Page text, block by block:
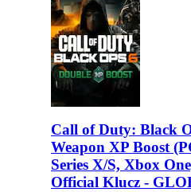
Call of Duty: Black
Weapon XP Boost
Series X/S, Xbox
Official Klucz -